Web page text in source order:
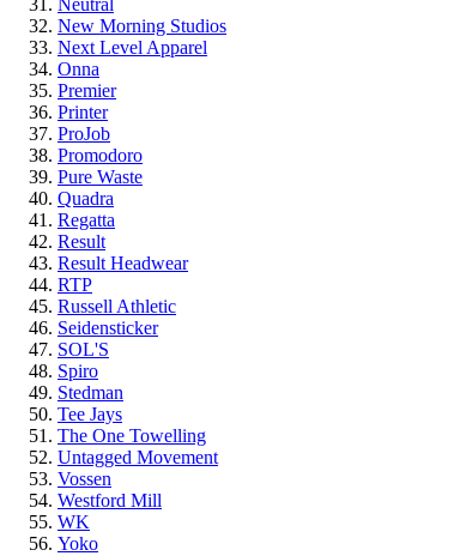
Neutral
New Morning Studios
Next Level Apparel
Onna
Premier
Printer
ProJob
Promodoro
Pure Waste
Quadra
Regatta
Result
Result Headwear
RTP
Russell Athletic
Seidensticker
SOL'S
Spiro
Stedman
Tee Jays
The One Towelling
Untagged Movement
Vossen
Westford Mill
WK
Yoko